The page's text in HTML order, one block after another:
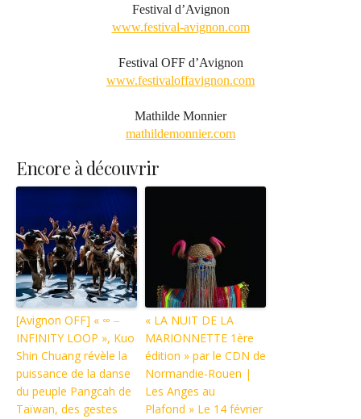
Festival d’Avignon
www.festival-avignon.com
Festival OFF d’Avignon
www.festivaloffavignon.com
Mathilde Monnier
mathildemonnier.com
Encore à découvrir
[Avignon OFF] « ∞ ‒
INFINITY LOOP », Kuo
Shin Chuang révèle la
puissance de la danse
du peuple Pangcah de
Taïwan, des gestes
« LA NUIT DE LA
MARIONNETTE 1ère
édition » par le CDN de
Normandie-Rouen |
Les Anges au
Plafond » Le 14 février